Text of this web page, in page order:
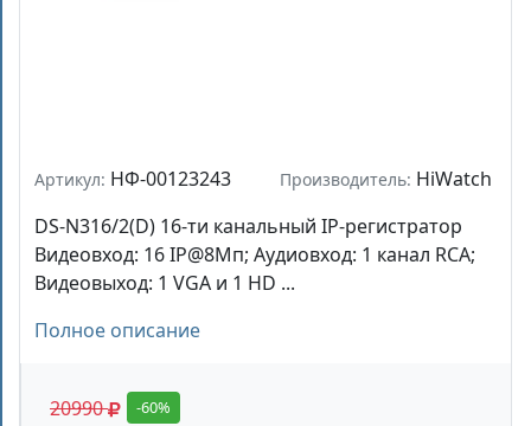
Артикул: НФ-00123243 Производитель: HiWatch
DS-N316/2(D) 16-ти канальный IP-регистратор
Видеовход: 16 IP@8Мп; Аудиовход: 1 канал RCA;
Видеовыход: 1 VGA и 1 HD ...
Полное описание
20990 -60%